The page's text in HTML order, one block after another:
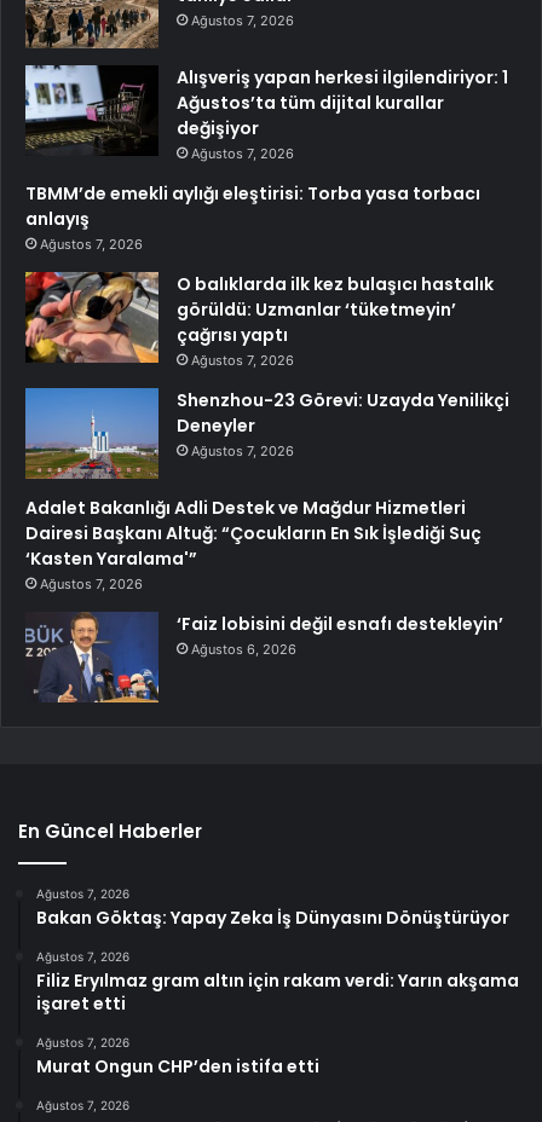
Ağustos 7, 2026
Alışveriş yapan herkesi ilgilendiriyor: 1
Ağustos’ta tüm dijital kurallar
değişiyor
Ağustos 7, 2026
TBMM’de emekli aylığı eleştirisi: Torba yasa torbacı
anlayış
Ağustos 7, 2026
O balıklarda ilk kez bulaşıcı hastalık
görüldü: Uzmanlar ‘tüketmeyin’
çağrısı yaptı
Ağustos 7, 2026
Shenzhou-23 Görevi: Uzayda Yenilikçi
Deneyler
Ağustos 7, 2026
Adalet Bakanlığı Adli Destek ve Mağdur Hizmetleri
Dairesi Başkanı Altuğ: “Çocukların En Sık İşlediği Suç
‘Kasten Yaralama'”
Ağustos 7, 2026
‘Faiz lobisini değil esnafı destekleyin’
Ağustos 6, 2026
En Güncel Haberler
Ağustos 7, 2026
Bakan Göktaş: Yapay Zeka İş Dünyasını Dönüştürüyor
Ağustos 7, 2026
Filiz Eryılmaz gram altın için rakam verdi: Yarın akşama
işaret etti
Ağustos 7, 2026
Murat Ongun CHP’den istifa etti
Ağustos 7, 2026